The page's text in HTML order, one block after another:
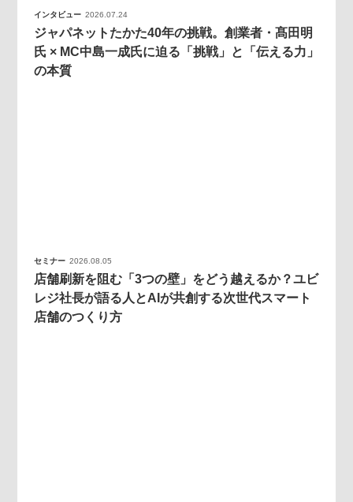
インタビュー 2026.07.24
ジャパネットたかた40年の挑戦。創業者・髙田明
氏 × MC中島一成氏に迫る「挑戦」と「伝える力」
の本質
セミナー 2026.08.05
店舗刷新を阻む「3つの壁」をどう越えるか？ユビ
レジ社長が語る人とAIが共創する次世代スマート
店舗のつくり方